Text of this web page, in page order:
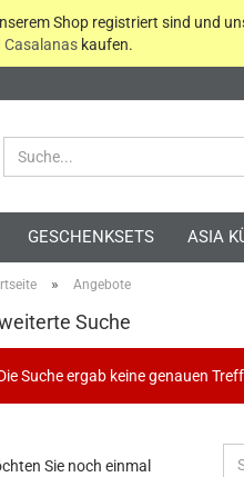
Shop registriert sind und
Casalanas kaufen.
GESCHENKSETS ASIA
» Angebote
Suche
Suche ergab keine genauen
Sie noch einmal